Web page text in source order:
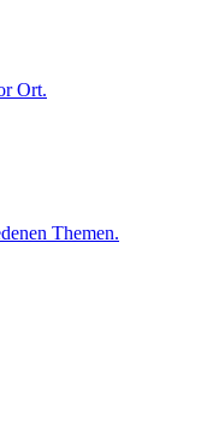
Ort.
Themen.